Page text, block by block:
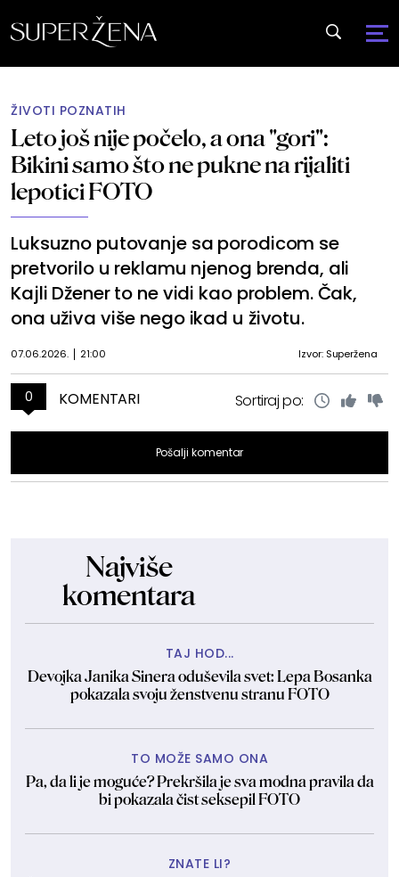
ŽIVOTI POZNATIH
Leto još nije počelo, a ona "gori":
Bikini samo što ne pukne na rijaliti
lepotici FOTO
Luksuzno putovanje sa porodicom se
pretvorilo u reklamu njenog brenda, ali
Kajli Džener to ne vidi kao problem. Čak,
ona uživa više nego ikad u životu.
07.06.2026. 21:00 Izvor: Superžena
0 KOMENTARI Sortiraj po:
Pošalji komentar
Najviše
komentara
TAJ HOD...
Devojka Janika Sinera oduševila svet: Lepa Bosanka
pokazala svoju ženstvenu stranu FOTO
TO MOŽE SAMO ONA
Pa, da li je moguće? Prekršila je sva modna pravila da
bi pokazala čist seksepil FOTO
ZNATE LI?